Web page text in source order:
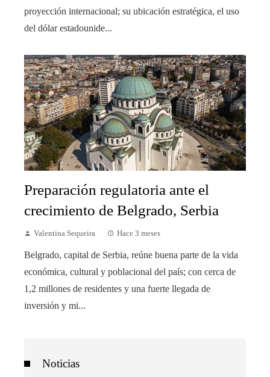
proyección internacional; su ubicación estratégica, el uso
del dólar estadounide...
Preparación regulatoria ante el
crecimiento de Belgrado, Serbia
Valentina Sequeira Hace 3 meses
Belgrado, capital de Serbia, reúne buena parte de la vida
económica, cultural y poblacional del país; con cerca de
1,2 millones de residentes y una fuerte llegada de
inversión y mi...
Noticias